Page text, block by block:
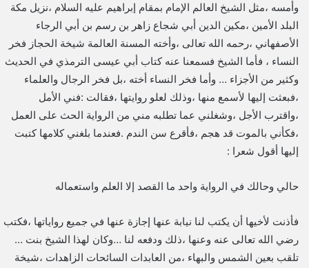
وأمسه ،مثل الشيخ العالم الإمام بمقام إبراهيم عليه السلام ،نزيل مكة
البلد الأمين ،مكين الدين أبي شجاع زاهر بن رسم بن أبي الرجاء
الأصفهاني ،رحمه الله تعالى ،وأخته المسنة العالمة شيخة الحجاز فخر
النساء ، فأما الشيخ فسمعنا عنه كتاب أبي عيسى الترمذي في الحديث
وكثير من الأجزاء … وأما فخر النساء أخته ،بل فخر الرجال والعلماء
،فبعثت إليها لأسمع منها ،وذلك لعلو روايتها ،فقالت :فني الأمل
،واقترب الأجل ،وشغلني عما تطلبه مني من الرواية الحث على العمل
،فكأني بالموت قد هجم ،فأقرع سن الندم .فعندما بلغني كلامها كتبت
إليها أقول شعرا :
حالي وحالك في الرواية واحد ما القصد إلا العلم واستعماله
فأذنت لأخيها أن يكتب لنا نيابة عنها إجازة عنها في جميع رواياتها ،فكتب
رضي الله تعالى عنه وعنها ،ذلك ودفعه لنا …وكان لهذا الشيخ بنت …
تلقب بعين الشمس والبهاء ،من العابدات السائحات الزاهدات ،شيخة